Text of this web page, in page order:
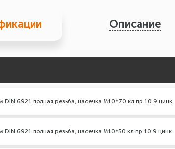
Описание
DIN 6921 полная резьба, насечка М10*70 кл.пр.10.9 цинк
DIN 6921 полная резьба, насечка М10*50 кл.пр.10.9 цинк